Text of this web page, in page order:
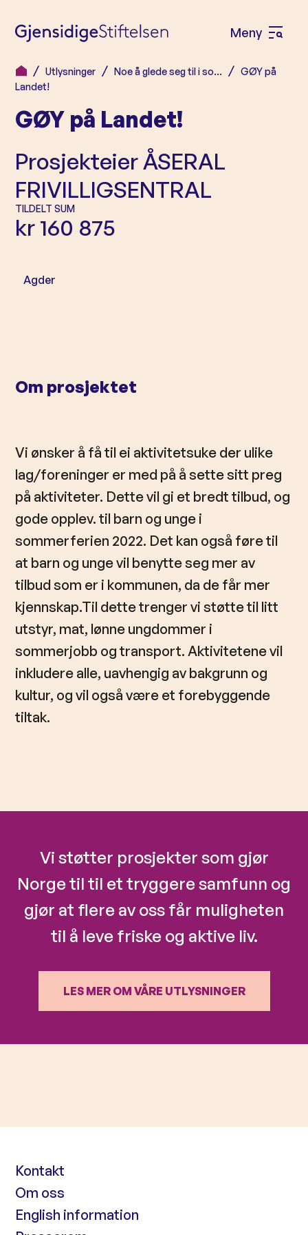
H
p
t
l
i
n
Meny
Å
p
Utlysninger Noe å glede seg til i so…
GØY på
Landet!
GØY på Landet!
ProsjekteierÅSERAL
FRIVILLIGSENTRAL
TILDELT SUM
kr 160 875
Agder
Om prosjektet
Vi ønsker å få til ei aktivitetsuke der ulike
lag/foreninger er med på å sette sitt preg
på aktiviteter. Dette vil gi et bredt tilbud, og
gode opplev. til barn og unge i
sommerferien 2022. Det kan også føre til
at barn og unge vil benytte seg mer av
tilbud som er i kommunen, da de får mer
kjennskap.Til dette trenger vi støtte til litt
utstyr, mat, lønne ungdommer i
sommerjobb og transport. Aktivitetene vil
inkludere alle, uavhengig av bakgrunn og
kultur, og vil også være et forebyggende
tiltak.
Vi støtter prosjekter som gjør
Norge til til et tryggere samfunn og
gjør at flere av oss får muligheten
til å leve friske og aktive liv.
LES MER OM VÅRE UTLYSNINGER
Kontakt
Om oss
English information